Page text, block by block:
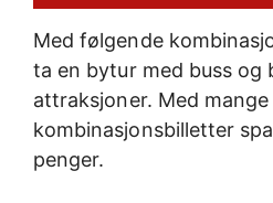
Med følgende
ta en bytur med buss og
attraksjoner. Med mange
kombinasjonsbilletter
penger.